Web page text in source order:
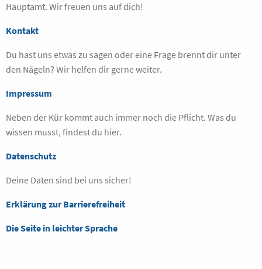
Hauptamt. Wir freuen uns auf dich!
Kontakt
Du hast uns etwas zu sagen oder eine Frage brennt dir unter
den Nägeln? Wir helfen dir gerne weiter.
Impressum
Neben der Kür kommt auch immer noch die Pflicht. Was du
wissen musst, findest du hier.
Datenschutz
Deine Daten sind bei uns sicher!
Erklärung zur Barrierefreiheit
Die Seite in leichter Sprache